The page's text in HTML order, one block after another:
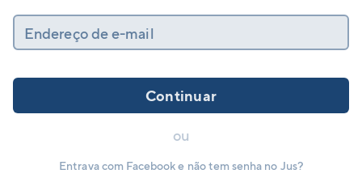
Endereço de e-mail
Continuar
ou
Entrava com Facebook e não tem senha no Jus?